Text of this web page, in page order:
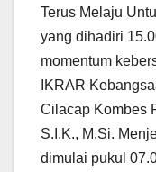
Terus Melaju
yang dihadiri
momentum
IKRAR
Cilacap Kombes
S.I.K., M.Si.
dimulai pukul